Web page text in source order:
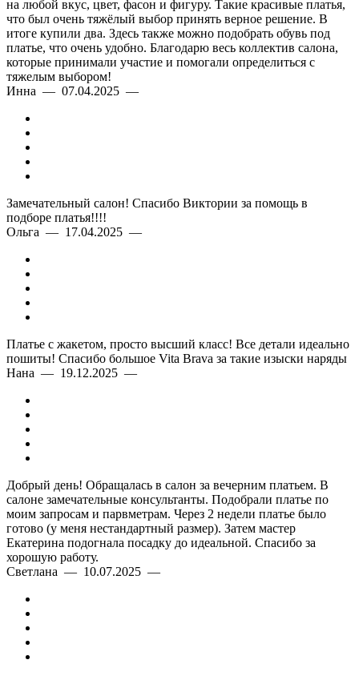
на любой вкус, цвет, фасон и фигуру. Такие красивые платья,
что был очень тяжёлый выбор принять верное решение. В
итоге купили два. Здесь также можно подобрать обувь под
платье, что очень удобно. Благодарю весь коллектив салона,
которые принимали участие и помогали определиться с
тяжелым выбором!
Инна — 07.04.2025 —
Замечательный салон! Спасибо Виктории за помощь в
подборе платья!!!!
Ольга — 17.04.2025 —
Платье с жакетом, просто высший класс! Все детали идеально
пошиты! Спасибо большое Vita Brava за такие изыски наряды
Нана — 19.12.2025 —
Добрый день! Обращалась в салон за вечерним платьем. В
салоне замечательные консультанты. Подобрали платье по
моим запросам и парвметрам. Через 2 недели платье было
готово (у меня нестандартный размер). Затем мастер
Екатерина подогнала посадку до идеальной. Спасибо за
хорошую работу.
Светлана — 10.07.2025 —